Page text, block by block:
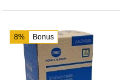
8% Bonus